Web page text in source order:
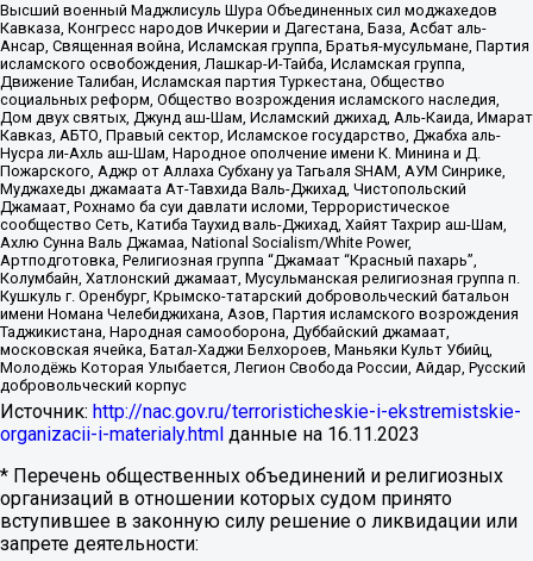
Высший военный Маджлисуль Шура Объединенных сил моджахедов
Кавказа, Конгресс народов Ичкерии и Дагестана, База, Асбат аль-
Ансар, Священная война, Исламская группа, Братья-мусульмане, Партия
исламского освобождения, Лашкар-И-Тайба, Исламская группа,
Движение Талибан, Исламская партия Туркестана, Общество
социальных реформ, Общество возрождения исламского наследия,
Дом двух святых, Джунд аш-Шам, Исламский джихад, Аль-Каида, Имарат
Кавказ, АБТО, Правый сектор, Исламское государство, Джабха аль-
Нусра ли-Ахль аш-Шам, Народное ополчение имени К. Минина и Д.
Пожарского, Аджр от Аллаха Субхану уа Тагьаля SHAM, АУМ Синрике,
Муджахеды джамаата Ат-Тавхида Валь-Джихад, Чистопольский
Джамаат, Рохнамо ба суи давлати исломи, Террористическое
сообщество Сеть, Катиба Таухид валь-Джихад, Хайят Тахрир аш-Шам,
Ахлю Сунна Валь Джамаа, National Socialism/White Power,
Артподготовка, Религиозная группа “Джамаат “Красный пахарь”,
Колумбайн, Хатлонский джамаат, Мусульманская религиозная группа п.
Кушкуль г. Оренбург, Крымско-татарский добровольческий батальон
имени Номана Челебиджихана, Азов, Партия исламского возрождения
Таджикистана, Народная самооборона, Дуббайский джамаат,
московская ячейка, Батал-Хаджи Белхороев, Маньяки Культ Убийц,
Молодёжь Которая Улыбается, Легион Свобода России, Айдар, Русский
добровольческий корпус
Источник: http://nac.gov.ru/terroristicheskie-i-ekstremistskie-
organizacii-i-materialy.html данные на 16.11.2023
* Перечень общественных объединений и религиозных
организаций в отношении которых судом принято
вступившее в законную силу решение о ликвидации или
запрете деятельности: